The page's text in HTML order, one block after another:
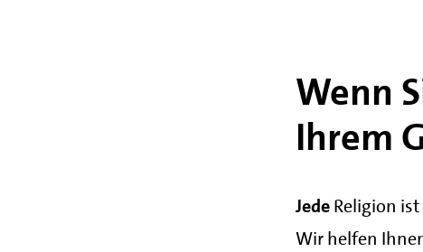
Wenn
Ihrem
JedeReligion
Wir helfen